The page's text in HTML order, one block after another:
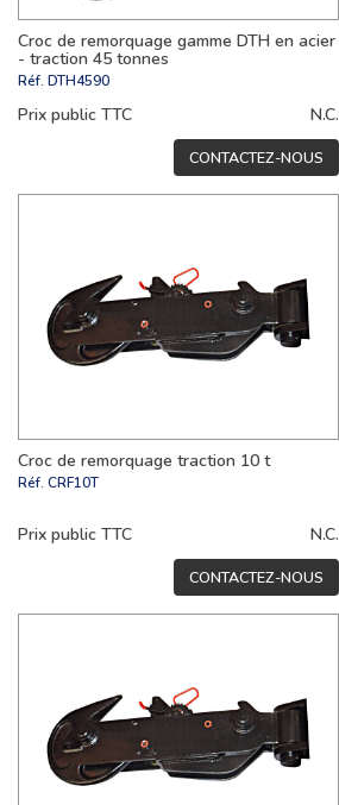
Croc de remorquage gamme DTH en acier
- traction 45 tonnes
Réf. DTH4590
Prix public TTC N.C.
CONTACTEZ-NOUS
Croc de remorquage traction 10 t
Réf. CRF10T
Prix public TTC N.C.
CONTACTEZ-NOUS